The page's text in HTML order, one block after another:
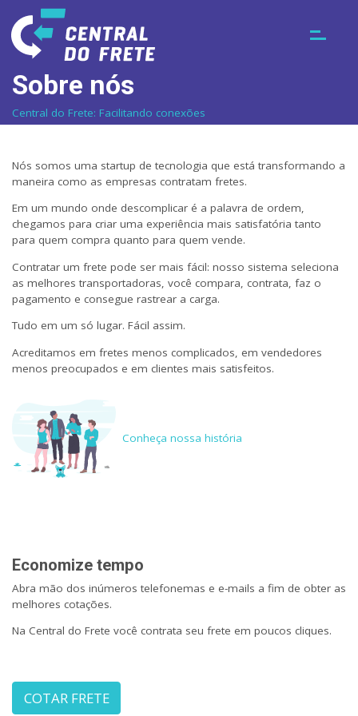
Sobre nós
Central do Frete: Facilitando conexões
Nós somos uma startup de tecnologia que está transformando a
maneira como as empresas contratam fretes.
Em um mundo onde descomplicar é a palavra de ordem,
chegamos para criar uma experiência mais satisfatória tanto
para quem compra quanto para quem vende.
Contratar um frete pode ser mais fácil: nosso sistema seleciona
as melhores transportadoras, você compara, contrata, faz o
pagamento e consegue rastrear a carga.
Tudo em um só lugar. Fácil assim.
Acreditamos em fretes menos complicados, em vendedores
menos preocupados e em clientes mais satisfeitos.
Conheça nossa história
Economize tempo
Abra mão dos inúmeros telefonemas e e-mails a fim de obter as
melhores cotações.
Na Central do Frete você contrata seu frete em poucos cliques.
COTAR FRETE